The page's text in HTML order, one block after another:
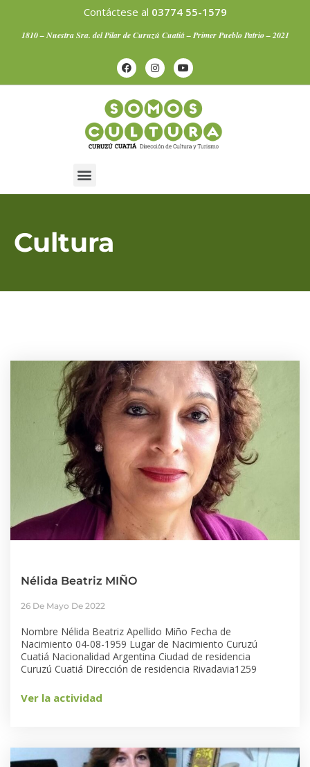
Contáctese al 03774 55-1579
1810 – Nuestra Sra. del Pilar de Curuzú Cuatiá – Primer Pueblo Patrio – 2021
Cultura
Nélida Beatriz MIÑO
26 De Mayo De 2022
Nombre Nélida Beatriz Apellido Miño Fecha de
Nacimiento 04-08-1959 Lugar de Nacimiento Curuzú
Cuatiá Nacionalidad Argentina Ciudad de residencia
Curuzú Cuatiá Dirección de residencia Rivadavia1259
Ver la actividad